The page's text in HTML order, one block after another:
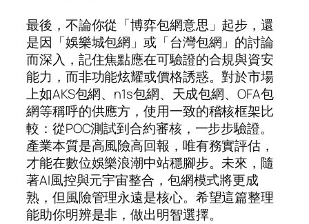
最後，不論你從「博弈包網意思」起步，還
是因「娛樂城包網」或「台灣包網」的討論
而深入，記住焦點應在可驗證的合規與資安
能力，而非功能炫耀或價格誘惑。對於市場
上如AKS包網、n1s包網、天成包網、OFA包
網等稱呼的供應方，使用一致的稽核框架比
較：從POC測試到合約審核，一步步驗證。
產業本質是高風險高回報，唯有務實評估，
才能在數位娛樂浪潮中站穩腳步。未來，隨
著AI風控與元宇宙整合，包網模式將更成
熟，但風險管理永遠是核心。希望這篇整理
能助你明辨是非，做出明智選擇。